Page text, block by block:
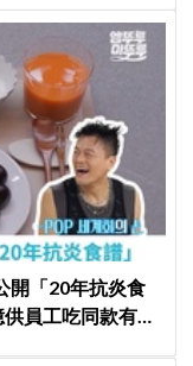
開「20年抗炎食
員工吃同款有機